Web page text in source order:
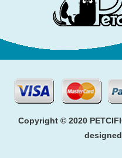
Copyright © 2020